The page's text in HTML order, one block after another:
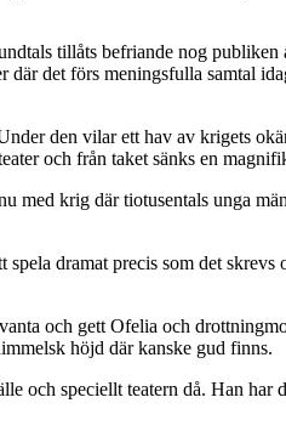
tillåts befriande nog
där det förs meningsfulla samtal
den vilar ett hav av krigets
och från taket sänks en
med krig där tiotusentals unga
dramat precis som det
och gett Ofelia och
höjd där kanske gud finns.
och speciellt teatern då. Han har